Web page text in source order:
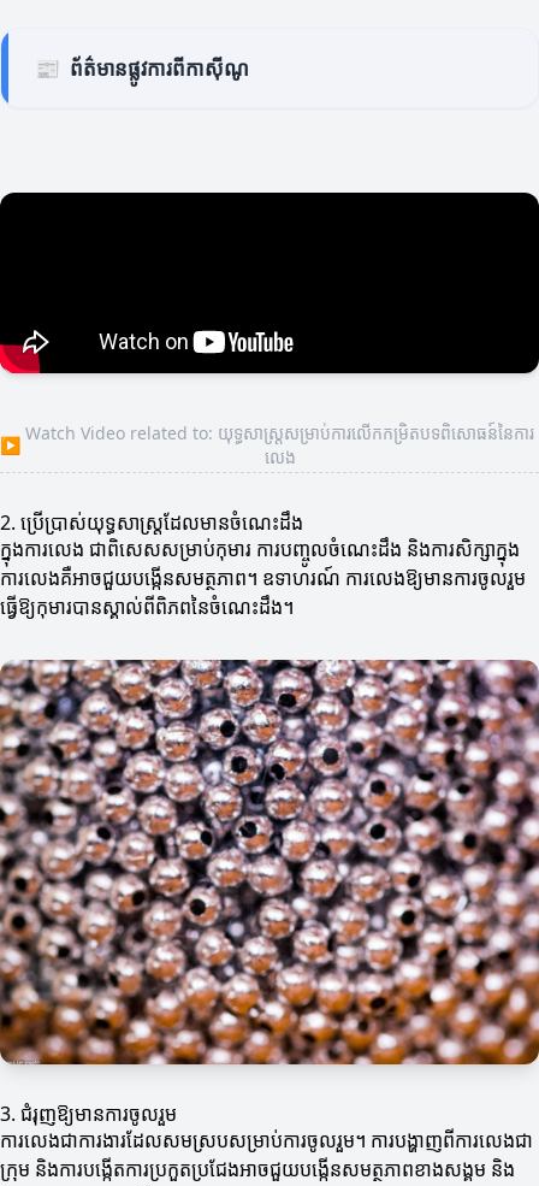
📰 ព័ត៌មានផ្លូវការពីកាស៊ីណូ
▶
Watch Video related to: យុទ្ធសាស្ត្រសម្រាប់ការលើកកម្រិតបទពិសោធន៍នៃការ
លេង
2. ប្រើប្រាស់យុទ្ធសាស្ត្រដែលមានចំណេះដឹង
ក្នុងការលេង ជាពិសេសសម្រាប់កុមារ ការបញ្ចូលចំណេះដឹង និងការសិក្សាក្នុង
ការលេងគឺអាចជួយបង្កើនសមត្ថភាព។ ឧទាហរណ៍ ការលេងឱ្យមានការចូលរួម
ធ្វើឱ្យកុមារបានស្គាល់ពីពិភពនៃចំណេះដឹង។
3. ជំរុញឱ្យមានការចូលរួម
ការលេងជាការងារដែលសមស្របសម្រាប់ការចូលរួម។ ការបង្ហាញពីការលេងជា
ក្រុម និងការបង្កើតការប្រកួតប្រជែងអាចជួយបង្កើនសមត្ថភាពខាងសង្គម និង